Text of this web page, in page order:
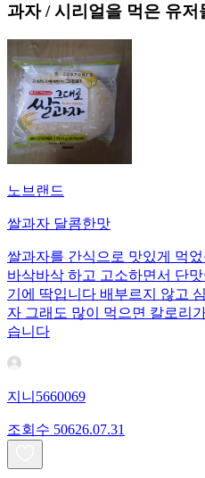
과자 / 시리얼을 먹은 유저
노브랜드
쌀과자 달콤한맛
쌀과자를 간식으로 맛있게 먹
바삭바삭 하고 고소하면서 단
기에 딱입니다 배부르지 않고
자 그래도 많이 먹으면 칼로리
습니다
지니5660069
조회수 50626.07.31